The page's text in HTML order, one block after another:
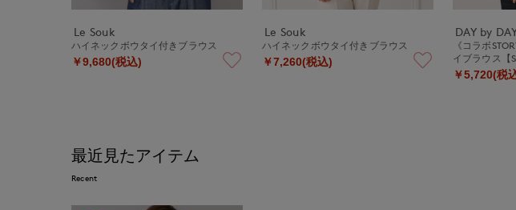
Le Souk
ハイネックボウタイ付きブラウス
￥9,680(税込)
Le Souk
ハイネックボウタイ付きブラウス
￥7,260(税込)
DAY by
《コラボ
イブラウス【
￥5,720(税
最近見たアイテム
Recent